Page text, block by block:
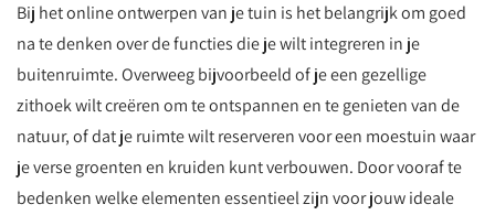
Bij het online ontwerpen van je tuin is het belangrijk om goed
na te denken over de functies die je wilt integreren in je
buitenruimte. Overweeg bijvoorbeeld of je een gezellige
zithoek wilt creëren om te ontspannen en te genieten van de
natuur, of dat je ruimte wilt reserveren voor een moestuin waar
je verse groenten en kruiden kunt verbouwen. Door vooraf te
bedenken welke elementen essentieel zijn voor jouw ideale